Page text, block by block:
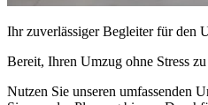
Ihr zuverlässiger Begleiter für den
Bereit, Ihren Umzug ohne Stress
Nutzen Sie unseren umfassenden